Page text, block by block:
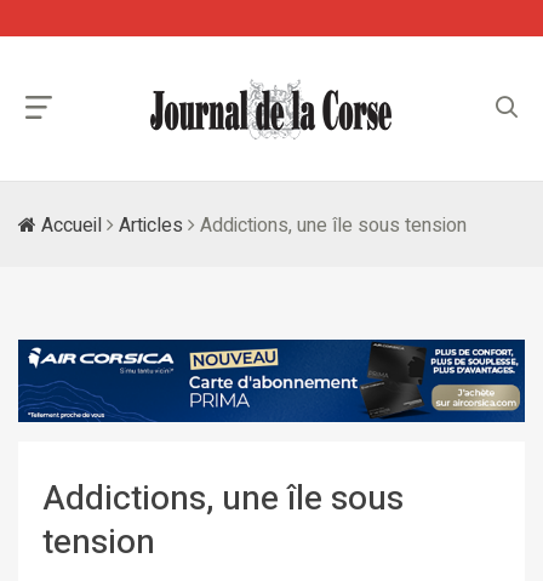
Accueil Articles Addictions, une île sous tension
Addictions, une île sous
tension